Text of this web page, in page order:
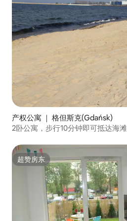
产权公寓 ｜ 格但斯克(Gdańsk)
2卧公寓，步行10分钟即可抵达海滩
超赞房东
超赞房东